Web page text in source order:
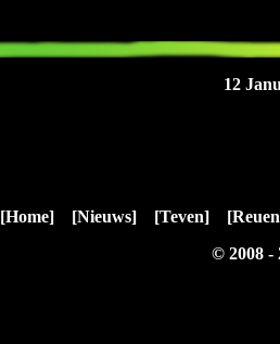
12
[Home] [Nieuws] [Teven]
© 2008 -